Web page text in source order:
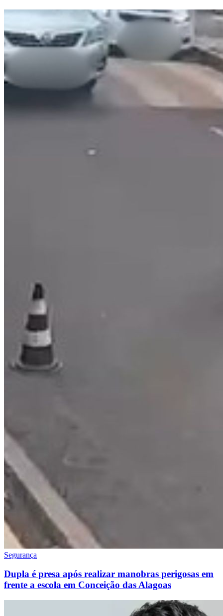
Segurança
Dupla é presa após realizar manobras perigosas em
frente a escola em Conceição das Alagoas